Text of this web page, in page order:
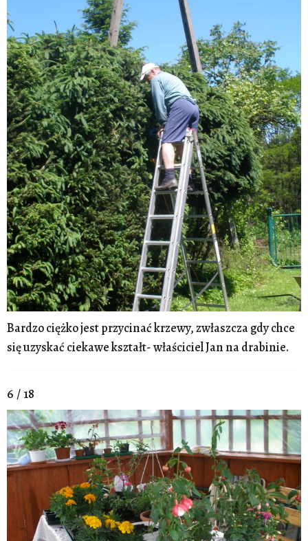
Bardzo ciężko jest przycinać krzewy, zwłaszcza gdy chce
się uzyskać ciekawe kształt- właściciel Jan na drabinie.
6 / 18